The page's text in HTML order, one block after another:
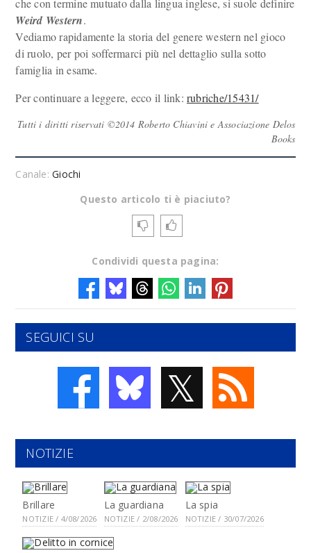
che con termine mutuato dalla lingua inglese, si suole definire
Weird Western.
Vediamo rapidamente la storia del genere western nel gioco
di ruolo, per poi soffermarci più nel dettaglio sulla sotto
famiglia in esame.
Per continuare a leggere, ecco il link:rubriche/15431/
Tutti i diritti riservati ©2014 Roberto Chiavini e Associazione Delos
Books
Canale:Giochi
Questo articolo ti è piaciuto?
Condividi questa pagina:
SEGUICI SU
𝕏
NOTIZIE
Brillare
NOTIZIE / 4/08/2026
La guardiana
NOTIZIE / 2/08/2026
La spia
NOTIZIE / 30/07/2026